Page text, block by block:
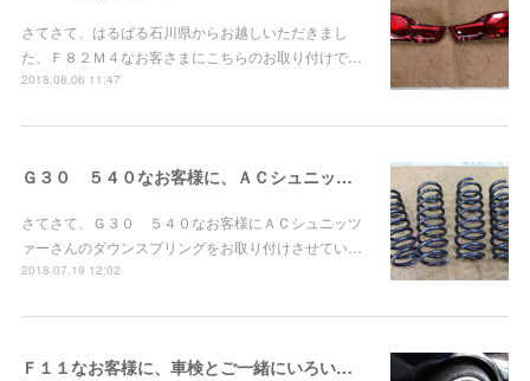
さてさて、はるばる石川県からお越しいただきまし
た、Ｆ８２Ｍ４なお客さまにこちらのお取り付けで…
2018.08.06 11:47
Ｇ３０ ５４０なお客様に、ＡＣシュニッツァーダウンスプリングお取り付け！
さてさて、Ｇ３０ ５４０なお客様にＡＣシュニッツ
ァーさんのダウンスプリングをお取り付けさせてい…
2018.07.19 12:02
Ｆ１１なお客様に、車検とご一緒にいろいろと！ｂｙ目黒店